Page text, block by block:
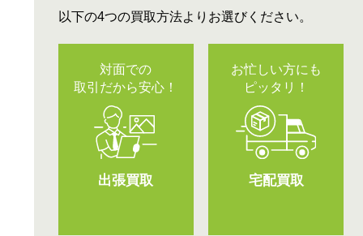
以下の4つの買取方法よりお選びください。
対面での
取引だから安心！
出張買取
お忙しい方にも
ピッタリ！
宅配買取